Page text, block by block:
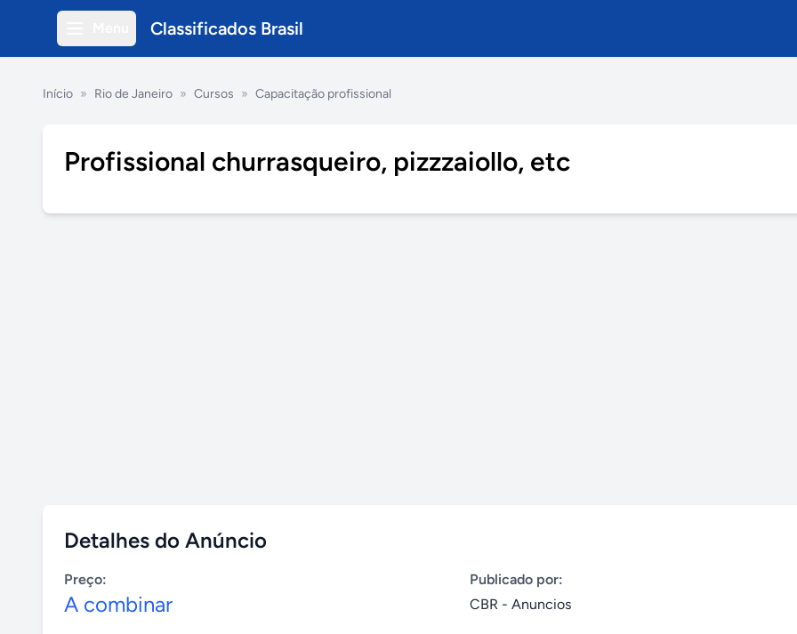
Classificados Brasil
Início » Rio de Janeiro » Cursos » Capacitação profissional
Profissional churrasqueiro, pizzzaiollo, etc
Detalhes do Anúncio
Preço:
A combinar
Publicado por:
CBR - Anuncios